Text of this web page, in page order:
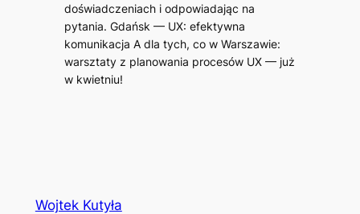
doświadczeniach i odpowiadając na
pytania. Gdańsk — UX: efektywna
komunikacja A dla tych, co w Warszawie:
warsztaty z planowania procesów UX — już
w kwietniu!
Wojtek Kutyła